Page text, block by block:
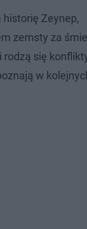
historię Zeynep,
zemsty za
rodzą się
w